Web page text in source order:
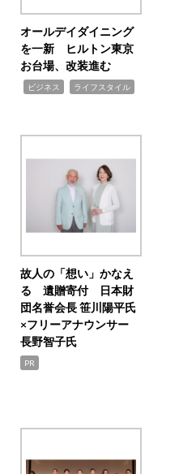
オールデイダイニング
を一新 ヒルトン東京
お台場、改装進む
ビジネス ライフスタイル
故人の「想い」かなえ
る 遺贈寄付 日本財
団名誉会長 笹川陽平氏
×フリーアナウンサー
長野智子氏
PR